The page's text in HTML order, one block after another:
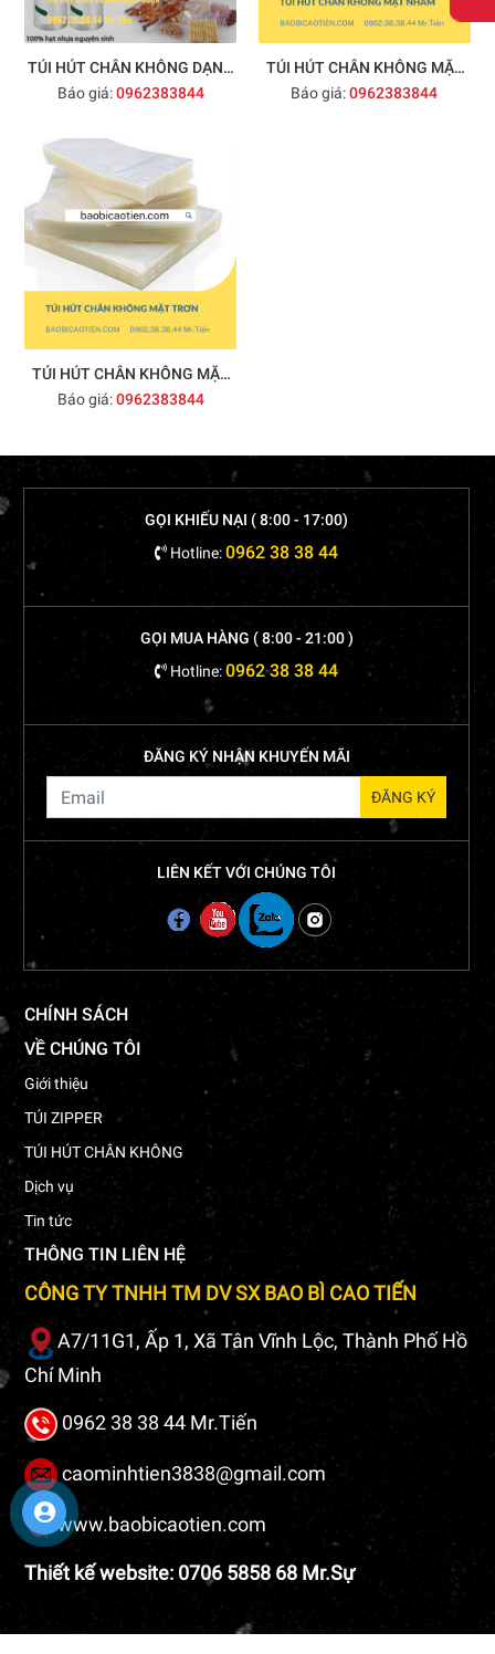
TÚI HÚT CHÂN KHÔNG DẠNG
CUỘN
Báo giá:0962383844
TÚI HÚT CHÂN KHÔNG MẶT
NHÁM
Báo giá:0962383844
TÚI HÚT CHÂN KHÔNG MẶT
TRƠN
Báo giá:0962383844
GỌI KHIẾU NẠI ( 8:00 - 17:00)
Hotline:0962 38 38 44
GỌI MUA HÀNG ( 8:00 - 21:00 )
Hotline:0962 38 38 44
ĐĂNG KÝ NHẬN KHUYẾN MÃI
LIÊN KẾT VỚI CHÚNG TÔI
CHÍNH SÁCH
VỀ CHÚNG TÔI
Giới thiệu
TÚI ZIPPER
TÚI HÚT CHÂN KHÔNG
Dịch vụ
Tin tức
THÔNG TIN LIÊN HỆ
CÔNG TY TNHH TM DV SX BAO BÌ CAO TIẾN
A7/11G1, Ấp 1, Xã Tân Vĩnh Lộc, Thành Phố Hồ
Chí Minh
0962 38 38 44 Mr.Tiến
caominhtien3838@gmail.com
www.baobicaotien.com
Thiết kế website: 0706 5858 68 Mr.Sự